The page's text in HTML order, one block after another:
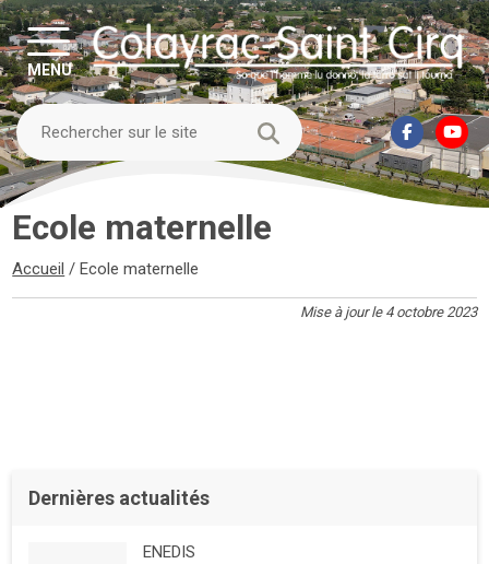
MENU
Ecole maternelle
Accueil /Ecole maternelle
Mise à jour le 4 octobre 2023
Dernières actualités
ENEDIS